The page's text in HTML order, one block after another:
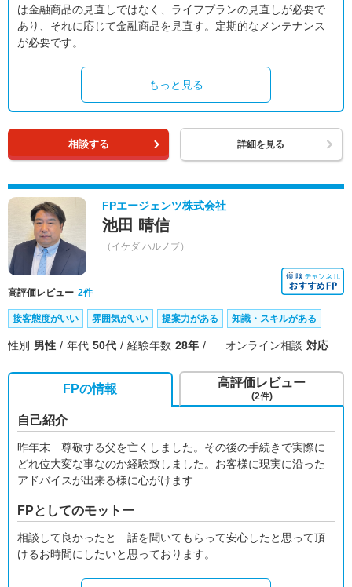
は金融商品の見直しではなく、ライフプランの見直しが必要で
あり、それに応じて金融商品を見直す。定期的なメンテナンス
が必要です。
もっと見る
相談する 詳細を見る
FPエージェンツ株式会社
池田 晴信
（イケダ ハルノブ）
高評価レビュー 2件
接客態度がいい 雰囲気がいい 提案力がある 知識・スキルがある
性別 男性 年代 50代 経験年数 28年 オンライン相談 対応
FPの情報
自己紹介
昨年末 尊敬する父を亡くしました。その後の手続きで実際に
どれ位大変な事なのか経験致しました。お客様に現実に沿った
アドバイスが出来る様に心がけます
FPとしてのモットー
相談して良かったと 話を聞いてもらって安心したと思って頂
けるお時間にしたいと思っております。
高評価レビュー
(2件)